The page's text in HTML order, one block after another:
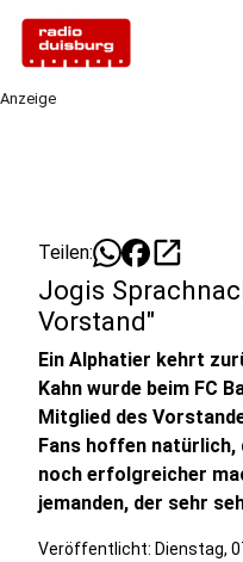
Anzeige
Teilen: open_in_new
Jogis
Vorstand"
Ein Alphatier kehrt
Kahn wurde beim FC
Mitglied des
Fans hoffen natürlich,
noch erfolgreicher
jemanden, der sehr
Veröffentlicht: Dienstag,